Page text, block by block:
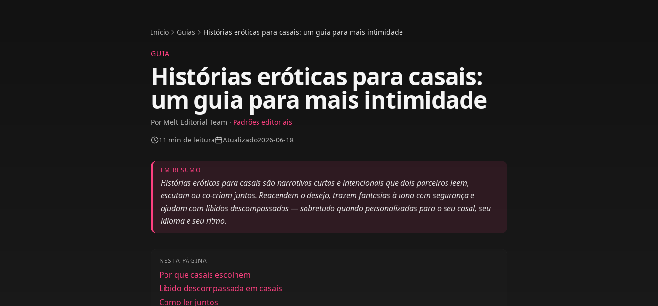
Início Guias Histórias eróticas para casais: um guia para mais intimidade
GUIA
Histórias eróticas para casais:
um guia para mais intimidade
Por Melt Editorial Team · Padrões editoriais
11 min de leitura Atualizado2026-06-18
EM RESUMO
Histórias eróticas para casais são narrativas curtas e intencionais que dois parceiros leem,
escutam ou co-criam juntos. Reacendem o desejo, trazem fantasias à tona com segurança e
ajudam com libidos descompassadas — sobretudo quando personalizadas para o seu casal, seu
idioma e seu ritmo.
NESTA PÁGINA
Por que casais escolhem
Libido descompassada em casais
Como ler juntos